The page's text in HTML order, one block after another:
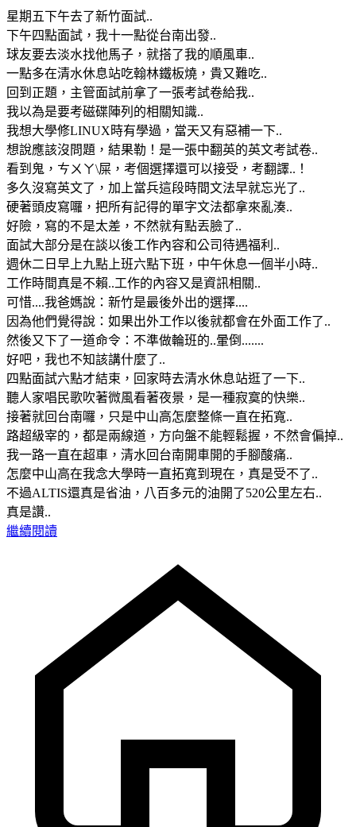
星期五下午去了新竹面試..
下午四點面試，我十一點從台南出發..
球友要去淡水找他馬子，就搭了我的順風車..
一點多在清水休息站吃翰林鐵板燒，貴又難吃..
回到正題，主管面試前拿了一張考試卷給我..
我以為是要考磁碟陣列的相關知識..
我想大學修LINUX時有學過，當天又有惡補一下..
想說應該沒問題，結果勒！是一張中翻英的英文考試卷..
看到鬼，ㄘㄨㄚ\屎，考個選擇還可以接受，考翻譯..！
多久沒寫英文了，加上當兵這段時間文法早就忘光了..
硬著頭皮寫囉，把所有記得的單字文法都拿來亂湊..
好險，寫的不是太差，不然就有點丟臉了..
面試大部分是在談以後工作內容和公司待遇福利..
週休二日早上九點上班六點下班，中午休息一個半小時..
工作時間真是不賴..工作的內容又是資訊相關..
可惜....我爸媽說：新竹是最後外出的選擇....
因為他們覺得說：如果出外工作以後就都會在外面工作了..
然後又下了一道命令：不準做輪班的..暈倒.......
好吧，我也不知該講什麼了..
四點面試六點才結束，回家時去清水休息站逛了一下..
聽人家唱民歌吹著微風看著夜景，是一種寂寞的快樂..
接著就回台南囉，只是中山高怎麼整條一直在拓寬..
路超級宰的，都是兩線道，方向盤不能輕鬆握，不然會偏掉..
我一路一直在超車，清水回台南開車開的手腳酸痛..
怎麼中山高在我念大學時一直拓寬到現在，真是受不了..
不過ALTIS還真是省油，八百多元的油開了520公里左右..
真是讚..
繼續閱讀